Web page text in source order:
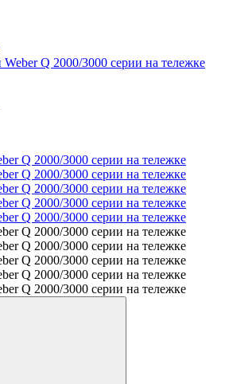
Weber Q 2000/3000 серии на тележке